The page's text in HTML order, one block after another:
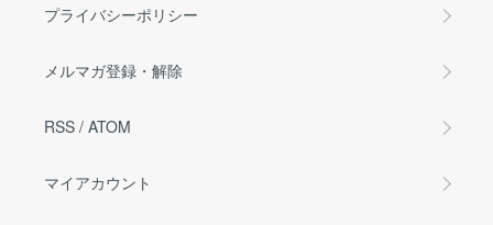
プライバシーポリシー
メルマガ登録・解除
RSS / ATOM
マイアカウント